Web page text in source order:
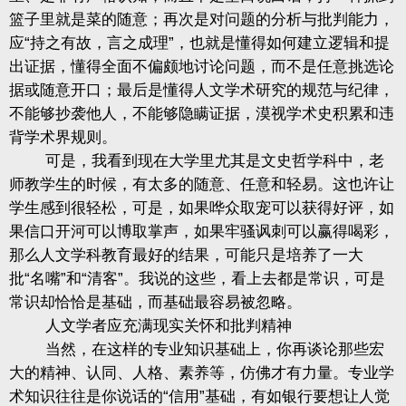
篮子里就是菜的随意；再次是对问题的分析与批判能力，
应“持之有故，言之成理”，也就是懂得如何建立逻辑和提
出证据，懂得全面不偏颇地讨论问题，而不是任意挑选论
据或随意开口；最后是懂得人文学术研究的规范与纪律，
不能够抄袭他人，不能够隐瞒证据，漠视学术史积累和违
背学术界规则。
可是，我看到现在大学里尤其是文史哲学科中，老
师教学生的时候，有太多的随意、任意和轻易。这也许让
学生感到很轻松，可是，如果哗众取宠可以获得好评，如
果信口开河可以博取掌声，如果牢骚讽刺可以赢得喝彩，
那么人文学科教育最好的结果，可能只是培养了一大
批“名嘴”和“清客”。我说的这些，看上去都是常识，可是
常识却恰恰是基础，而基础最容易被忽略。
人文学者应充满现实关怀和批判精神
当然，在这样的专业知识基础上，你再谈论那些宏
大的精神、认同、人格、素养等，仿佛才有力量。专业学
术知识往往是你说话的“信用”基础，有如银行要想让人觉